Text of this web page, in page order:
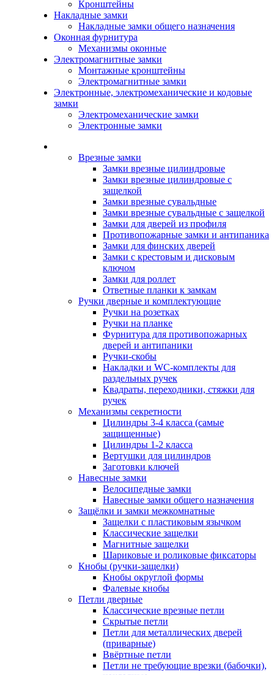
Кронштейны
Накладные замки
Накладные замки общего назначения
Оконная фурнитура
Механизмы оконные
Электромагнитные замки
Монтажные кронштейны
Электромагнитные замки
Электронные, электромеханические и кодовые
замки
Электромеханические замки
Электронные замки
Врезные замки
Замки врезные цилиндровые
Замки врезные цилиндровые с
защелкой
Замки врезные сувальдные
Замки врезные сувальдные с защелкой
Замки для дверей из профиля
Противопожарные замки и антипаника
Замки для финских дверей
Замки с крестовым и дисковым
ключом
Замки для роллет
Ответные планки к замкам
Ручки дверные и комплектующие
Ручки на розетках
Ручки на планке
Фурнитура для противопожарных
дверей и антипаники
Ручки-скобы
Накладки и WC-комплекты для
раздельных ручек
Квадраты, переходники, стяжки для
ручек
Механизмы секретности
Цилиндры 3-4 класса (самые
защищенные)
Цилиндры 1-2 класса
Вертушки для цилиндров
Заготовки ключей
Навесные замки
Велосипедные замки
Навесные замки общего назначения
Защёлки и замки межкомнатные
Защелки с пластиковым язычком
Классические защелки
Магнитные защелки
Шариковые и роликовые фиксаторы
Кнобы (ручки-защелки)
Кнобы округлой формы
Фалевые кнобы
Петли дверные
Классические врезные петли
Скрытые петли
Петли для металлических дверей
(приварные)
Ввёртные петли
Петли не требующие врезки (бабочки),